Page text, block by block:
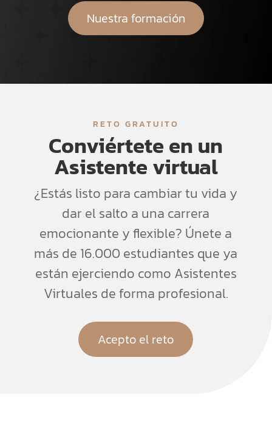
Nuestra formación
RETO GRATUITO
Conviértete en un
Asistente virtual
¿Estás listo para cambiar tu vida y
dar el salto a una carrera
emocionante y flexible? Únete a
más de 16.000 estudiantes que ya
están ejerciendo como Asistentes
Virtuales de forma profesional.
Acepto el reto